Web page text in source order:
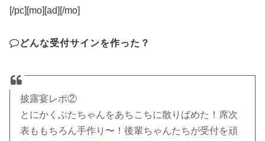
[/pc][mo][ad][/mo]
どんな受付サインを作った？
披露宴レポ②
とにかくぶたちゃんをあちこちに散りばめた！席次
表ももちろん手作り〜！後輩ちゃんたちが受付を頑